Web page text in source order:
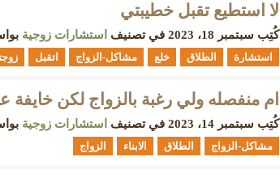
لا استطيع تقبل خطيبتي
كُتِب سبتمبر 18، 2023 في تصنيف استشارات زوجية
استشارة الطلاق خلع مشاكل-الزواج اتقبل
ام منفصله ولي رغبة بالزواج لكن خايفة
كُتِب سبتمبر 14، 2023 في تصنيف استشارات زوجية
مشاكل-الزواج الطلاق الابناء الزواج